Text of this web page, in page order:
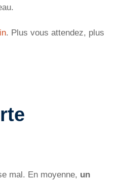
. Plus vous attendez, plus
mal. En moyenne, un